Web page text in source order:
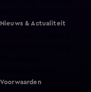
Nieuws & Actualiteit
Voorwaarden